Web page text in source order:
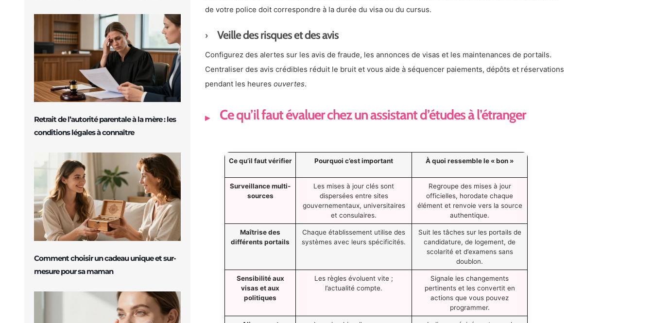
Retrait de l’autorité parentale à la mère : les
conditions légales à connaître
Comment choisir un cadeau unique et sur-
mesure pour sa maman
de votre police doit correspondre à la durée du visa ou du cursus.
Veille des risques et des avis
Configurez des alertes sur les avis de fraude, les annonces de visas et les maintenances de portails.
Centraliser des avis crédibles réduit le bruit et vous aide à séquencer paiements, dépôts et réservations
pendant les heures ouvertes.
Ce qu’il faut évaluer chez un assistant d’études à l’étranger
Ce qu’il faut vérifier Pourquoi c’est important À quoi ressemble le « bon »
Surveillance multi-
sources
Les mises à jour clés sont
dispersées entre sites
gouvernementaux, universitaires
et consulaires.
Regroupe des mises à jour
officielles, horodate chaque
élément et renvoie vers la source
authentique.
Maîtrise des
différents portails
Chaque établissement utilise des
systèmes avec leurs spécificités.
Suit les tâches sur les portails de
candidature, de logement, de
scolarité et d’examens sans
doublon.
Sensibilité aux
visas et aux
politiques
Les règles évoluent vite ;
l’actualité compte.
Signale les changements
pertinents et les convertit en
actions que vous pouvez
programmer.